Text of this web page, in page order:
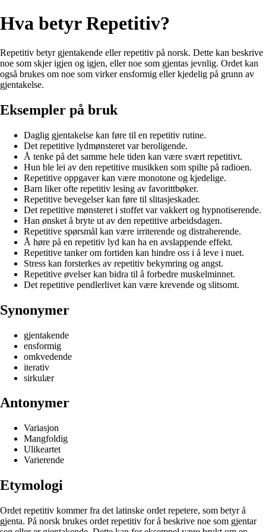
Hva betyr Repetitiv?
Repetitiv betyr gjentakende eller repetitiv på norsk. Dette kan beskrive
noe som skjer igjen og igjen, eller noe som gjentas jevnlig. Ordet kan
også brukes om noe som virker ensformig eller kjedelig på grunn av
gjentakelse.
Eksempler på bruk
Daglig gjentakelse kan føre til en repetitiv rutine.
Det repetitive lydmønsteret var beroligende.
Å tenke på det samme hele tiden kan være svært repetitivt.
Hun ble lei av den repetitive musikken som spilte på radioen.
Repetitive oppgaver kan være monotone og kjedelige.
Barn liker ofte repetitiv lesing av favorittbøker.
Repetitive bevegelser kan føre til slitasjeskader.
Det repetitive mønsteret i stoffet var vakkert og hypnotiserende.
Han ønsket å bryte ut av den repetitive arbeidsdagen.
Repetitive spørsmål kan være irriterende og distraherende.
Å høre på en repetitiv lyd kan ha en avslappende effekt.
Repetitive tanker om fortiden kan hindre oss i å leve i nuet.
Stress kan forsterkes av repetitiv bekymring og angst.
Repetitive øvelser kan bidra til å forbedre muskelminnet.
Det repetitive pendlerlivet kan være krevende og slitsomt.
Synonymer
gjentakende
ensformig
omkvedende
iterativ
sirkulær
Antonymer
Variasjon
Mangfoldig
Ulikeartet
Varierende
Etymologi
Ordet repetitiv kommer fra det latinske ordet repetere, som betyr å
gjenta. På norsk brukes ordet repetitiv for å beskrive noe som gjentar